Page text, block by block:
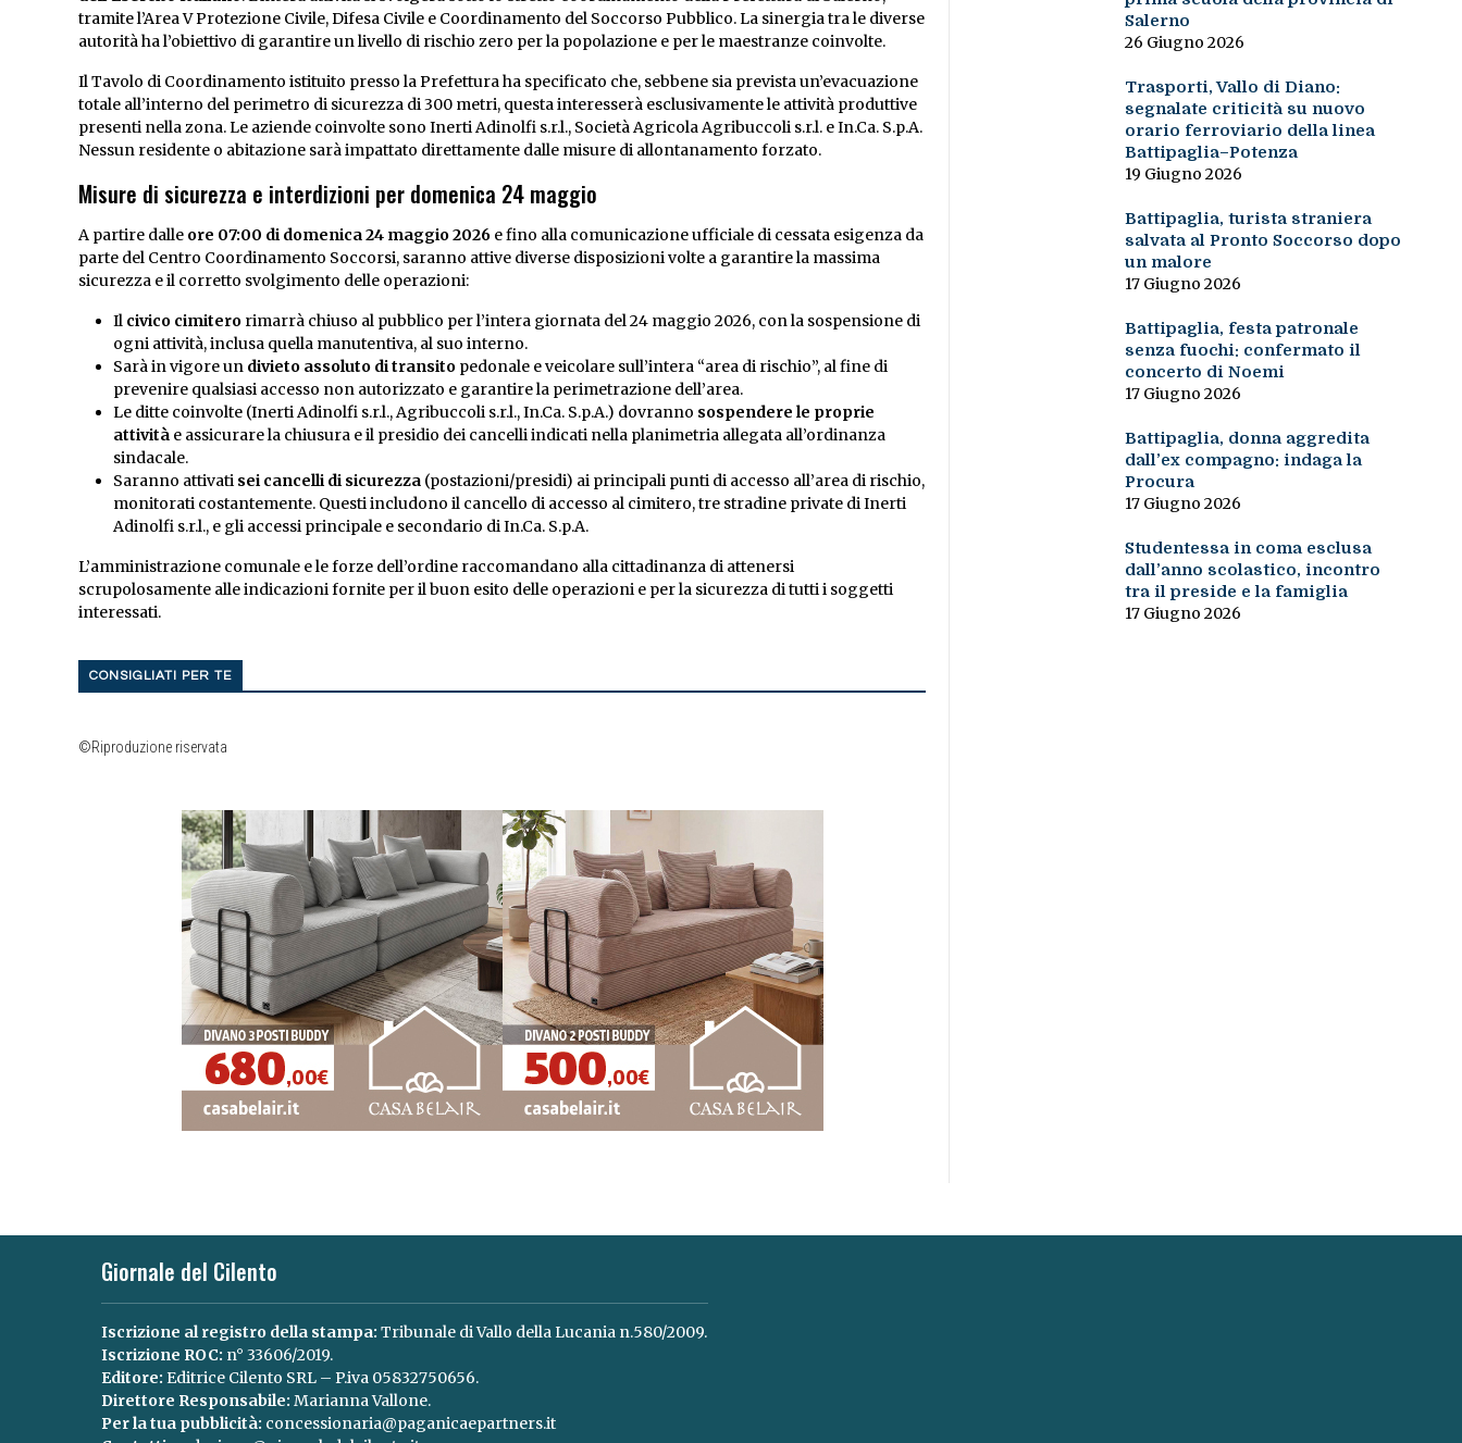
tramite l’Area V Protezione Civile, Difesa Civile e Coordinamento del Soccorso Pubblico. La sinergia tra le diverse
autorità ha l’obiettivo di garantire un livello di rischio zero per la popolazione e per le maestranze coinvolte.
Il Tavolo di Coordinamento istituito presso la Prefettura ha specificato che, sebbene sia prevista un’evacuazione
totale all’interno del perimetro di sicurezza di 300 metri, questa interesserà esclusivamente le attività produttive
presenti nella zona. Le aziende coinvolte sono Inerti Adinolfi s.r.l., Società Agricola Agribuccoli s.r.l. e In.Ca. S.p.A.
Nessun residente o abitazione sarà impattato direttamente dalle misure di allontanamento forzato.
Misure di sicurezza e interdizioni per domenica 24 maggio
A partire dalle ore 07:00 di domenica 24 maggio 2026 e fino alla comunicazione ufficiale di cessata esigenza da
parte del Centro Coordinamento Soccorsi, saranno attive diverse disposizioni volte a garantire la massima
sicurezza e il corretto svolgimento delle operazioni:
Il civico cimitero rimarrà chiuso al pubblico per l’intera giornata del 24 maggio 2026, con la sospensione di
ogni attività, inclusa quella manutentiva, al suo interno.
Sarà in vigore un divieto assoluto di transito pedonale e veicolare sull’intera “area di rischio”, al fine di
prevenire qualsiasi accesso non autorizzato e garantire la perimetrazione dell’area.
Le ditte coinvolte (Inerti Adinolfi s.r.l., Agribuccoli s.r.l., In.Ca. S.p.A.) dovranno sospendere le proprie
attività e assicurare la chiusura e il presidio dei cancelli indicati nella planimetria allegata all’ordinanza
sindacale.
Saranno attivati sei cancelli di sicurezza (postazioni/presidi) ai principali punti di accesso all’area di rischio,
monitorati costantemente. Questi includono il cancello di accesso al cimitero, tre stradine private di Inerti
Adinolfi s.r.l., e gli accessi principale e secondario di In.Ca. S.p.A.
L’amministrazione comunale e le forze dell’ordine raccomandano alla cittadinanza di attenersi
scrupolosamente alle indicazioni fornite per il buon esito delle operazioni e per la sicurezza di tutti i soggetti
interessati.
CONSIGLIATI PER TE
©Riproduzione riservata
Salerno
26 Giugno 2026
Trasporti, Vallo di Diano:
segnalate criticità su nuovo
orario ferroviario della linea
Battipaglia–Potenza
19 Giugno 2026
Battipaglia, turista straniera
salvata al Pronto Soccorso dopo
un malore
17 Giugno 2026
Battipaglia, festa patronale
senza fuochi: confermato il
concerto di Noemi
17 Giugno 2026
Battipaglia, donna aggredita
dall’ex compagno: indaga la
Procura
17 Giugno 2026
Studentessa in coma esclusa
dall’anno scolastico, incontro
tra il preside e la famiglia
17 Giugno 2026
Giornale del Cilento
Iscrizione al registro della stampa: Tribunale di Vallo della Lucania n.580/2009.
Iscrizione ROC: n° 33606/2019.
Editore: Editrice Cilento SRL – P.iva 05832750656.
Direttore Responsabile: Marianna Vallone.
Per la tua pubblicità: concessionaria@paganicaepartners.it